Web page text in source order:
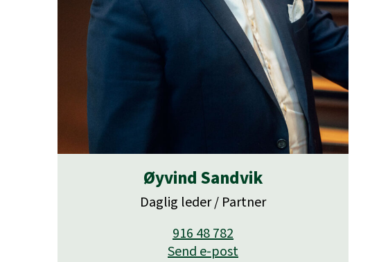
Øyvind Sandvik
Daglig leder / Partner
916 48 782
Send e-post